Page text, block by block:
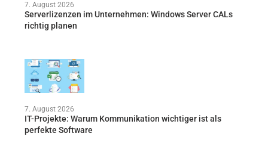
7. August 2026
Serverlizenzen im Unternehmen: Windows Server CALs
richtig planen
7. August 2026
IT-Projekte: Warum Kommunikation wichtiger ist als
perfekte Software